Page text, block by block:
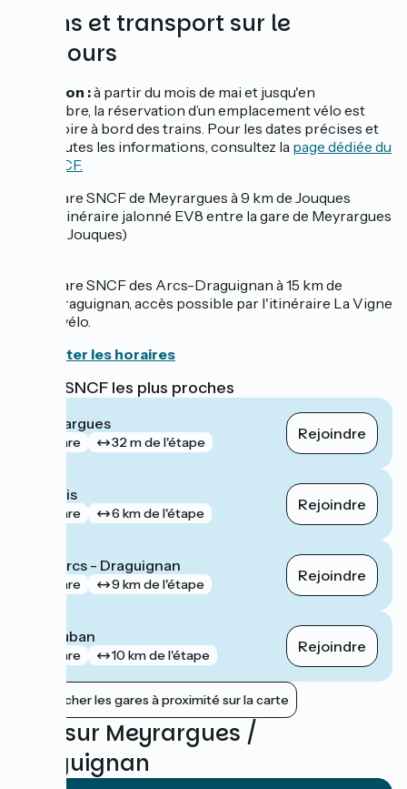
Trains et transport sur le
parcours
Attention :à partir du mois de mai et jusqu'en
septembre, la réservation d’un emplacement vélo est
obligatoire à bord des trains. Pour les dates précises et
pour toutes les informations, consultez la page dédiée du
site SNCF.
Gare SNCF de Meyrargues à 9 km de Jouques
(Itinéraire jalonné EV8 entre la gare de Meyrargues
et Jouques)
Gare SNCF des Arcs-Draguignan à 15 km de
Draguignan, accès possible par l'itinéraire La Vigne
à vélo.
Consulter les horaires
Gares SNCF les plus proches
Meyrargues
gare 32 m de l'étape Rejoindre
Pertuis
gare 6 km de l'étape Rejoindre
Les Arcs - Draguignan
gare 9 km de l'étape Rejoindre
Vidauban
gare 10 km de l'étape Rejoindre
Afficher les gares à proximité sur la carte
Avis sur Meyrargues /
Draguignan